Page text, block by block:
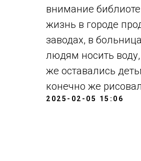
внимание
жизнь в городе
заводах, в
людям носить
же оставались
конечно же
2025-02-05 15:06